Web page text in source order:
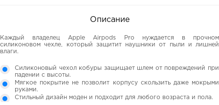
Описание
Каждый владелец Apple Airpods Pro нуждается в прочном
силиконовом чехле, который защитит наушники от пыли и лишней
влаги.
Силиконовый чехол кобуры защищает шлем от повреждений при
падении с высоты.
Мягкое покрытие не позволит корпусу скользить даже мокрыми
руками.
Стильный дизайн моден и подходит для любого возраста и пола.